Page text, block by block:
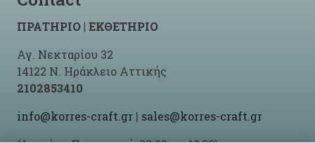
ΠΡΑΤΗΡΙΟ | ΕΚΘΕΤΗΡΙΟ
Αγ. Νεκταρίου 32
14122 Ν. Ηράκλειο Αττικής
2102853410
info@korres-craft.gr | sales@korres-craft.gr